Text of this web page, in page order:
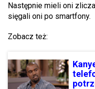
Następnie mieli oni
sięgali oni po smartfony.
Zobacz też: